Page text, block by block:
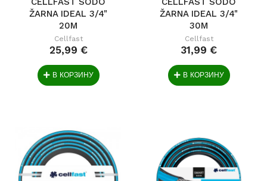
ŽARNA IDEAL 3/4"
20M
Cellfast
25,99 €
В КОРЗИНУ
ŽARNA IDEAL 3/4"
30M
Cellfast
31,99 €
В КОРЗИНУ